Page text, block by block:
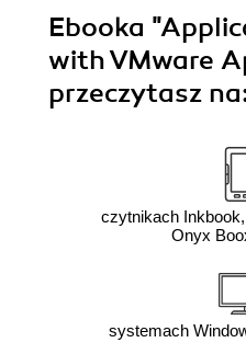
Ebooka
with VMware
przeczytasz
czytnikach
Onyx
systemach